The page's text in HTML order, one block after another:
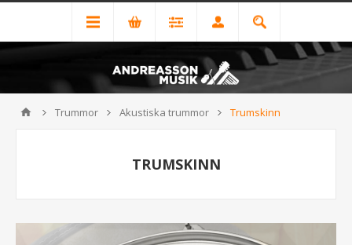
Trummor Akustiska trummor Trumskinn
TRUMSKINN